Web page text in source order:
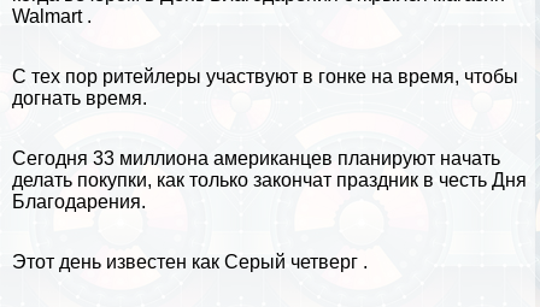
Walmart.
С тех пор ритейлеры участвуют в гонке на время, чтобы
догнать время.
Сегодня 33 миллиона американцев планируют начать
делать покупки, как только закончат праздник в честь Дня
Благодарения.
Этот день известен как Серый четверг .